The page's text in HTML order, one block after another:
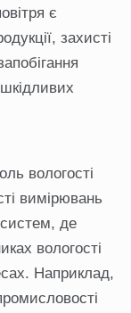
є
захисті
вологості
вимірювань
де
вологості
Наприклад,